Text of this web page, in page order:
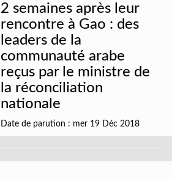
2 semaines après leur
rencontre à Gao : des
leaders de la
communauté arabe
reçus par le ministre de
la réconciliation
nationale
Date de parution : mer 19 Déc 2018